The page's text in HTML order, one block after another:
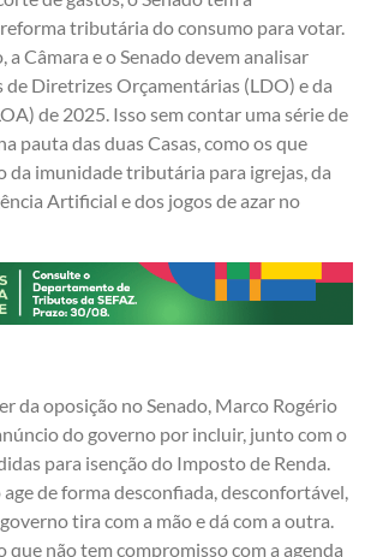
tributária do consumo para votar.
a Câmara e o Senado devem analisar
Diretrizes Orçamentárias (LDO) e da
de 2025. Isso sem contar uma série de
pauta das duas Casas, como os que
da imunidade tributária para igrejas, da
Artificial e dos jogos de azar no
da oposição no Senado, Marco Rogério
do governo por incluir, junto com o
para isenção do Imposto de Renda.
de forma desconfiada, desconfortável,
tira com a mão e dá com a outra.
que não tem compromisso com a agenda